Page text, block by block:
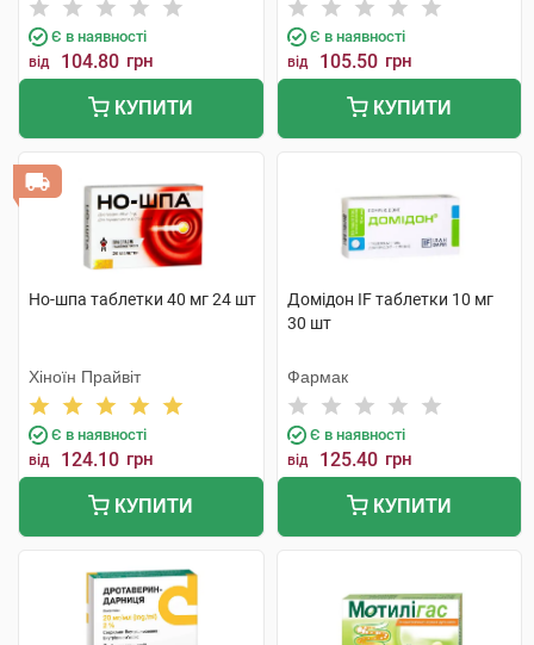
Є в наявності
від 104.80 грн
КУПИТИ
Є в наявності
від 105.50 грн
КУПИТИ
Но-шпа таблетки 40 мг 24 шт
Хіноїн Прайвіт
Є в наявності
від 124.10 грн
КУПИТИ
Домідон IF таблетки 10 мг
30 шт
Фармак
Є в наявності
від 125.40 грн
КУПИТИ